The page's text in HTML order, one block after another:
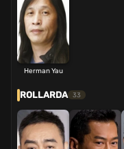
Herman Yau
ROLLARDA 33